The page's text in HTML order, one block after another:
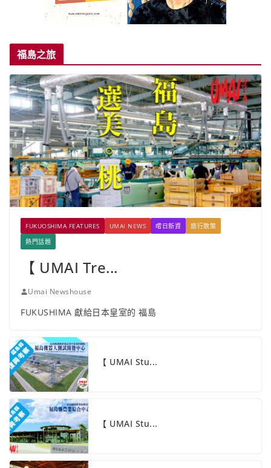
福島之旅
FUKUOSHIMA FEATURES UMAI NEWS 嚐日新資
旅行散策
熱門話題
【 UMAI Tre...
Umai Newshouse
FUKUSHIMA 獻給日本皇室的 福島
【 UMAI Stu...
【 UMAI Stu...